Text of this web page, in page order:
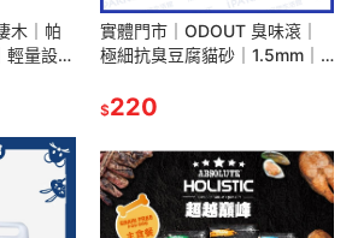
木｜帕
量設計
館
實體門市｜ODOUT 臭味滾｜
極細抗臭豆腐貓砂｜1.5mm｜
沙｜貓沙｜翔帥寵物生活館
$220